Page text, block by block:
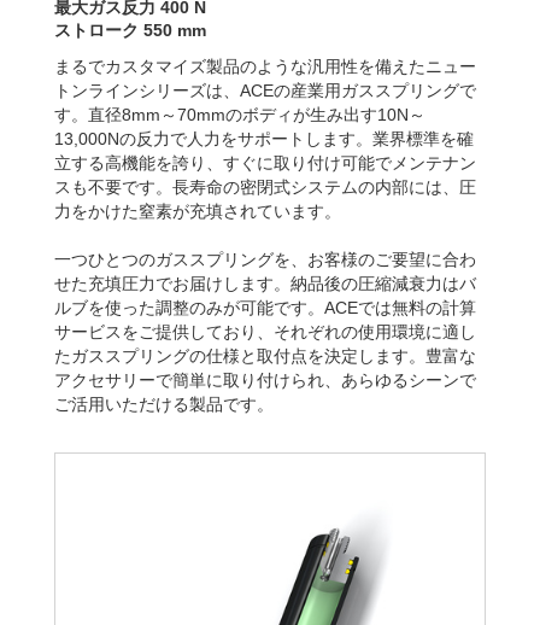
最大ガス反力 400 N
ストローク 550 mm
まるでカスタマイズ製品のような汎用性を備えたニュー
トンラインシリーズは、ACEの産業用ガススプリングで
す。直径8mm～70mmのボディが生み出す10N～
13,000Nの反力で人力をサポートします。業界標準を確
立する高機能を誇り、すぐに取り付け可能でメンテナン
スも不要です。長寿命の密閉式システムの内部には、圧
力をかけた窒素が充填されています。
一つひとつのガススプリングを、お客様のご要望に合わ
せた充填圧力でお届けします。納品後の圧縮減衰力はバ
ルブを使った調整のみが可能です。ACEでは無料の計算
サービスをご提供しており、それぞれの使用環境に適し
たガススプリングの仕様と取付点を決定します。豊富な
アクセサリーで簡単に取り付けられ、あらゆるシーンで
ご活用いただける製品です。